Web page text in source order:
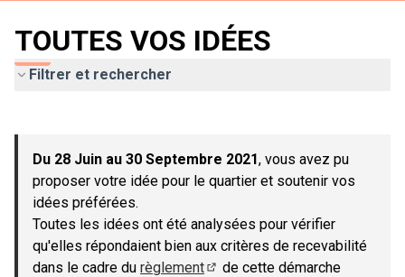
TOUTES VOS IDÉES
Filtrer et rechercher
−
Du 28 Juin au 30 Septembre 2021, vous avez pu
proposer votre idée pour le quartier et soutenir vos
idées préférées.
Toutes les idées ont été analysées pour vérifier
qu'elles répondaient bien aux critères de recevabilité
dans le cadre du règlement
de cette démarche